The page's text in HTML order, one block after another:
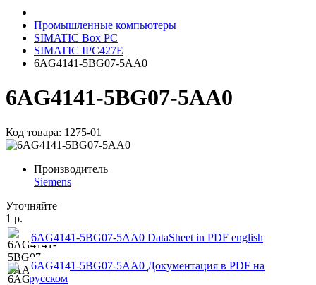
Промышленные компьютеры
SIMATIC Box PC
SIMATIC IPC427E
6AG4141-5BG07-5AA0
6AG4141-5BG07-5AA0
Код товара: 1275-01
Производитель
Siemens
Уточняйте
1 р.
6AG4141-5BG07-5AA0 DataSheet in PDF english
6AG4141-5BG07-5AA0 Документация в PDF на
русском